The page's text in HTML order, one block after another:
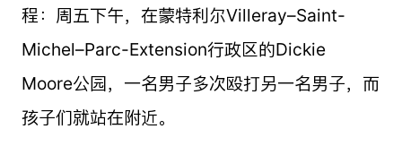
程：周五下午，在蒙特利尔Villeray–Saint-
Michel–Parc-Extension行政区的Dickie
Moore公园，一名男子多次殴打另一名男子，而
孩子们就站在附近。